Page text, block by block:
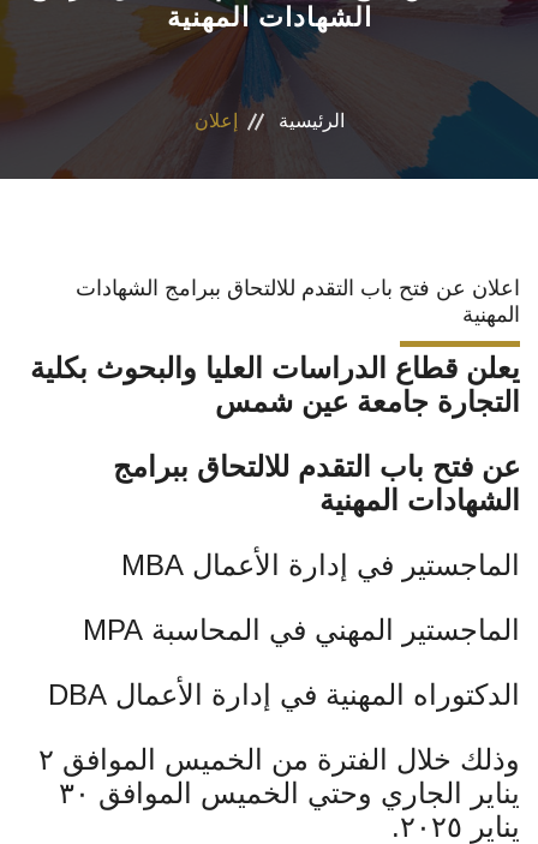
المجلات العلمية
الوافدين
الشهادات المهنية
الرئيسية إعلان
اعلان عن فتح باب التقدم للالتحاق ببرامج الشهادات
المهنية
يعلن قطاع الدراسات العليا والبحوث بكلية
التجارة جامعة عين شمس
عن فتح باب التقدم للالتحاق ببرامج
الشهادات المهنية
الماجستير في إدارة الأعمال MBA
الماجستير المهني في المحاسبة MPA
الدكتوراه المهنية في إدارة الأعمال DBA
وذلك خلال الفترة من الخميس الموافق ٢
يناير الجاري وحتي الخميس الموافق ٣٠
يناير ٢٠٢٥.